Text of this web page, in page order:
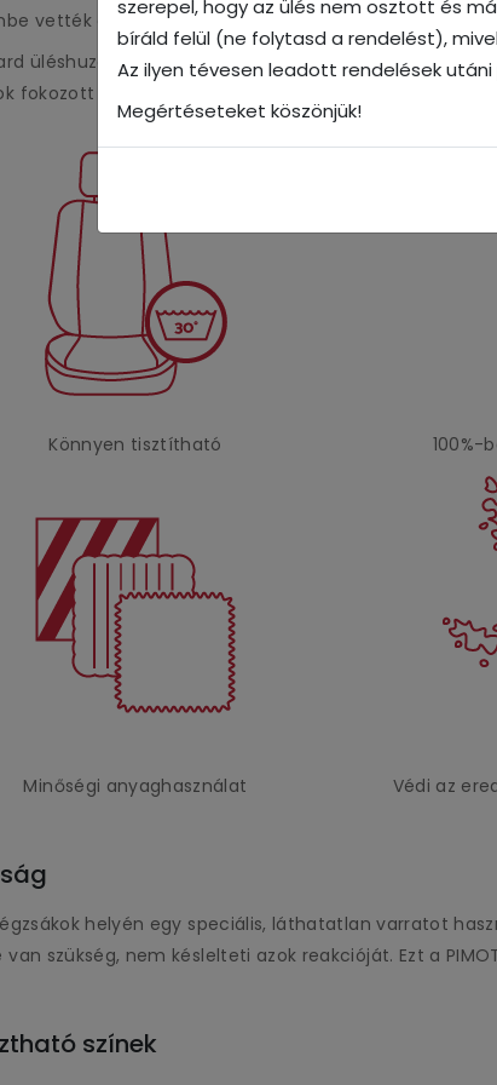
vették a típus kárpitozásának egyes elemeit. Ez
üléshuzat kiváló minőségű ökobőrből készül, ami a
fokozott kopásállósággal rendelkeznek.
Könnyen tisztítható 100%-
Minőségi anyaghasználat Védi az
helyén egy speciális, láthatatlan varratot
van szükség, nem késlelteti azok reakcióját. Ezt a
színek
szerepel, hogy az ülés nem osztott és
bíráld felül (ne folytasd a rendelést),
Az ilyen tévesen leadott rendelések
Megértéseteket köszönjük!